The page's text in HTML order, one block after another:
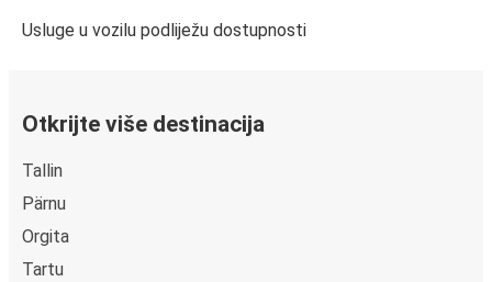
Usluge u vozilu podliježu dostupnosti
Otkrijte više destinacija
Tallin
Pärnu
Orgita
Tartu